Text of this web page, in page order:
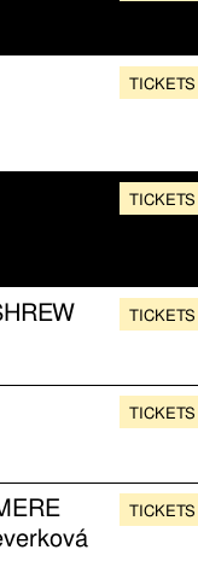
TICKETS
TICKETS
TICKETS
TICKETS
TICKETS